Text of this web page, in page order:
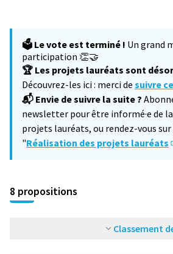
−
🗳️ Le vote est terminé ! Un grand
participation 👏🤝
🏆 Les projets lauréats sont
Découvrez-les ici : merci de suivre
📬 Envie de suivre la suite ?
newsletter pour être informé·e de
projets lauréats, ou rendez-vous sur
"Réalisation des projets lauréats
8 propositions
Classement